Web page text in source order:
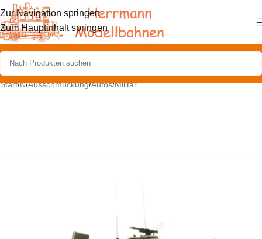
Zur Navigation springen
Zum Hauptinhalt springen
Start/N/Ausschmückung/Autos/Militär